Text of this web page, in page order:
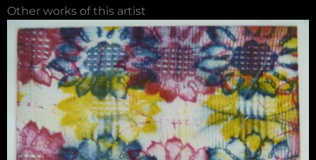
Other works of this artist